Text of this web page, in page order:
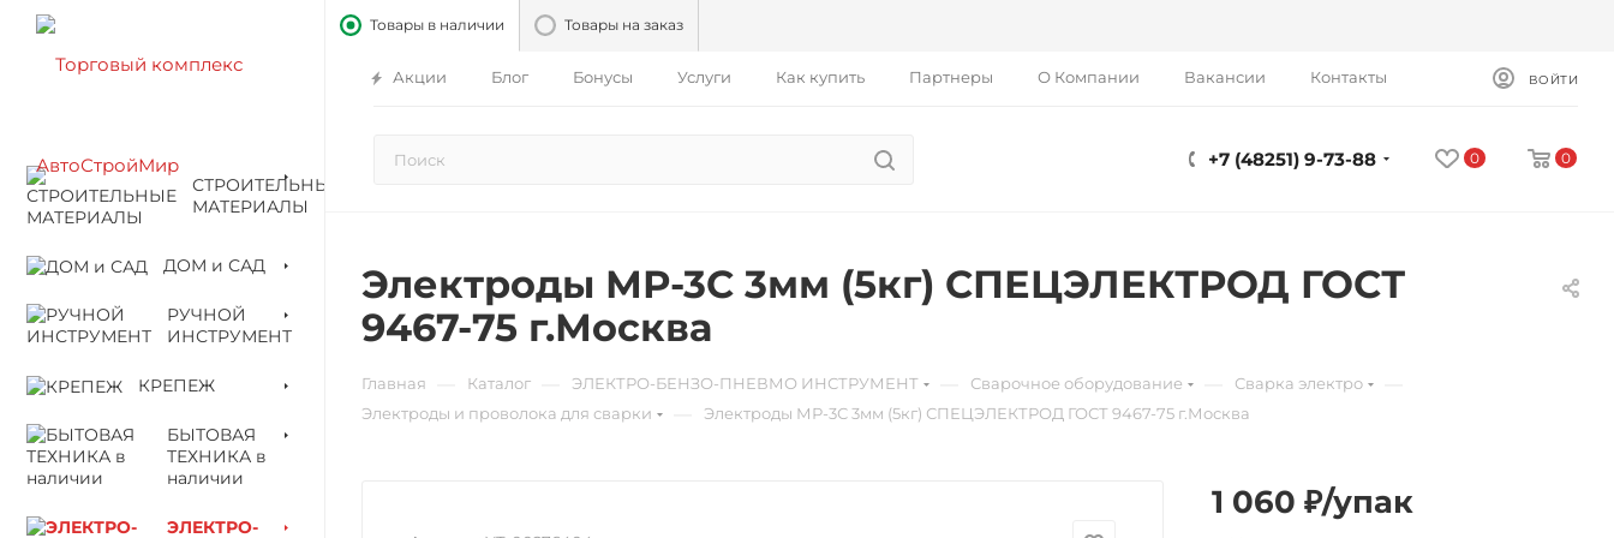
Товары в наличии Товары на заказ
Акции Блог Бонусы Услуги Как купить Партнеры О Компании Вакансии Контакты ВОЙТИ
0 0
+7 (48251) 9-73-88
СТРОИТЕЛЬНЫЕ
МАТЕРИАЛЫ
ДОМ и САД
РУЧНОЙ
ИНСТРУМЕНТ
КРЕПЕЖ
БЫТОВАЯ
ТЕХНИКА в
наличии
ЭЛЕКТРО-
Электроды МР-3С 3мм (5кг) СПЕЦЭЛЕКТРОД ГОСТ
9467-75 г.Москва
Главная Каталог ЭЛЕКТРО-БЕНЗО-ПНЕВМО ИНСТРУМЕНТ Сварочное оборудование Сварка электро
Электроды и проволока для сварки Электроды МР-3С 3мм (5кг) СПЕЦЭЛЕКТРОД ГОСТ 9467-75 г.Москва
1 060 ₽/упак